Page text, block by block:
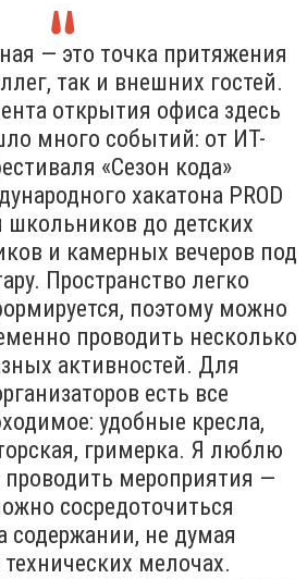
— это точка притяжения
так и внешних гостей.
открытия офиса здесь
много событий: от ИТ-
«Сезон кода»
хакатона PROD
школьников до детских
и камерных вечеров под
Пространство легко
поэтому можно
проводить несколько
активностей. Для
есть все
удобные кресла,
гримерка. Я люблю
проводить мероприятия —
сосредоточиться
содержании, не думая
технических мелочах.